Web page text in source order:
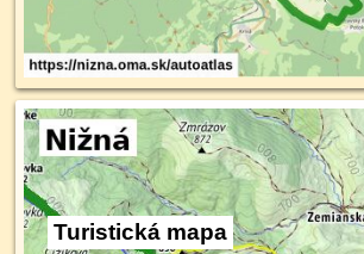
Turistická mapa